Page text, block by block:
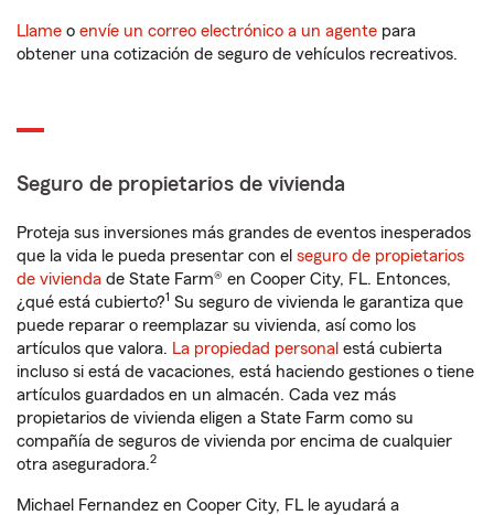
Llame o envíe un correo electrónico a un agente para
obtener una cotización de seguro de vehículos recreativos.
Seguro de propietarios de vivienda
Proteja sus inversiones más grandes de eventos inesperados
que la vida le pueda presentar con el seguro de propietarios
de vivienda de State Farm® en Cooper City, FL. Entonces,
¿qué está cubierto?1 Su seguro de vivienda le garantiza que
puede reparar o reemplazar su vivienda, así como los
artículos que valora. La propiedad personal está cubierta
incluso si está de vacaciones, está haciendo gestiones o tiene
artículos guardados en un almacén. Cada vez más
propietarios de vivienda eligen a State Farm como su
compañía de seguros de vivienda por encima de cualquier
otra aseguradora.2
Michael Fernandez en Cooper City, FL le ayudará a